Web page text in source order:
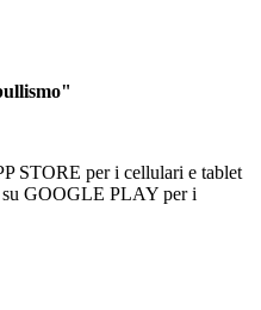
STORE per i cellulari e tablet
su GOOGLE PLAY per i